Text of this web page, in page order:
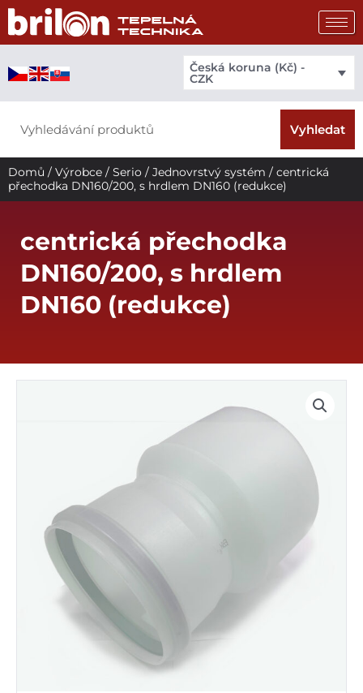
Přeskočit
obsah
Česká koruna (Kč) -
CZK
Vyhledat
Domů / Výrobce / Serio / Jednovrstvý systém / centrická
přechodka DN160/200, s hrdlem DN160 (redukce)
centrická přechodka
DN160/200, s hrdlem
DN160 (redukce)